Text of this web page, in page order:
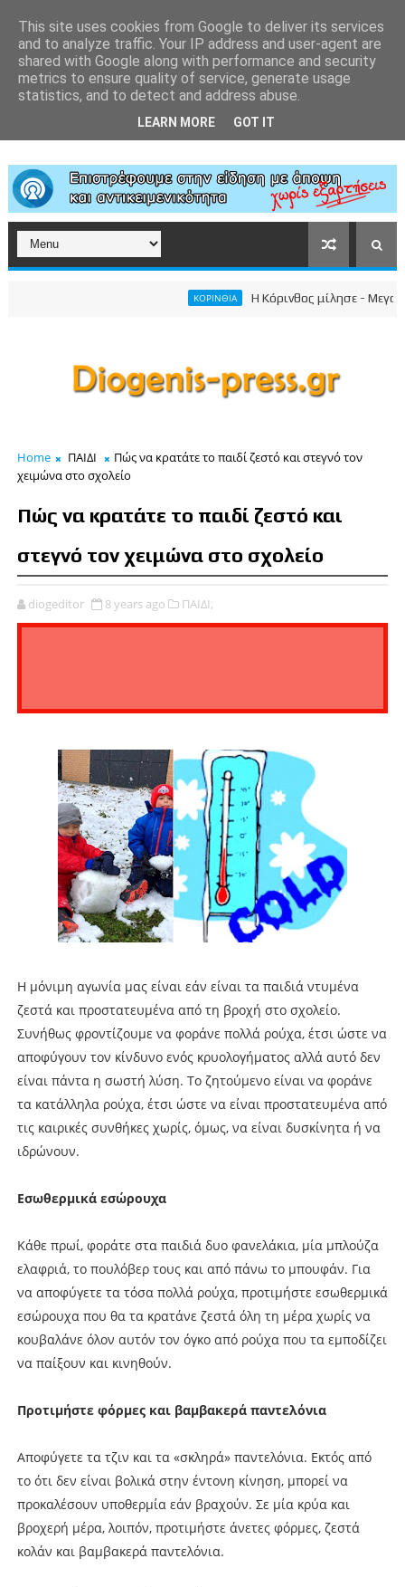
ΚΟΡΙΝΘΙΑ Η Κόρινθος μίλησε -
Home ΠΑΙΔΙ
Πώς να κρατάτε το παιδί ζεστό και στεγνό τον
χειμώνα στο σχολείο
Πώς να κρατάτε το παιδί ζεστό και
στεγνό τον χειμώνα στο σχολείο
diogeditor 8 years ago ΠΑΙΔΙ,
Η μόνιμη αγωνία μας είναι εάν είναι τα παιδιά ντυμένα
ζεστά και προστατευμένα από τη βροχή στο σχολείο.
Συνήθως φροντίζουμε να φοράνε πολλά ρούχα, έτσι ώστε να
αποφύγουν τον κίνδυνο ενός κρυολογήματος αλλά αυτό δεν
είναι πάντα η σωστή λύση. Το ζητούμενο είναι να φοράνε
τα κατάλληλα ρούχα, έτσι ώστε να είναι προστατευμένα από
τις καιρικές συνθήκες χωρίς, όμως, να είναι δυσκίνητα ή να
ιδρώνουν.
Εσωθερμικά εσώρουχα
Κάθε πρωί, φοράτε στα παιδιά δυο φανελάκια, μία μπλούζα
ελαφριά, το πουλόβερ τους και από πάνω το μπουφάν. Για
να αποφύγετε τα τόσα πολλά ρούχα, προτιμήστε εσωθερμικά
εσώρουχα που θα τα κρατάνε ζεστά όλη τη μέρα χωρίς να
κουβαλάνε όλον αυτόν τον όγκο από ρούχα που τα εμποδίζει
να παίξουν και κινηθούν.
Προτιμήστε φόρμες και βαμβακερά παντελόνια
Αποφύγετε τα τζιν και τα «σκληρά» παντελόνια. Εκτός από
το ότι δεν είναι βολικά στην έντονη κίνηση, μπορεί να
προκαλέσουν υποθερμία εάν βραχούν. Σε μία κρύα και
βροχερή μέρα, λοιπόν, προτιμήστε άνετες φόρμες, ζεστά
κολάν και βαμβακερά παντελόνια.
This site uses cookies from Google to deliver its services
and to analyze traffic. Your IP address and user-agent are
shared with Google along with performance and security
metrics to ensure quality of service, generate usage
statistics, and to detect and address abuse.
LEARN MORE GOT IT